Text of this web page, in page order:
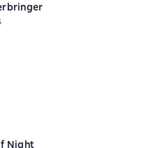
0 на основе 0 оценок
Night